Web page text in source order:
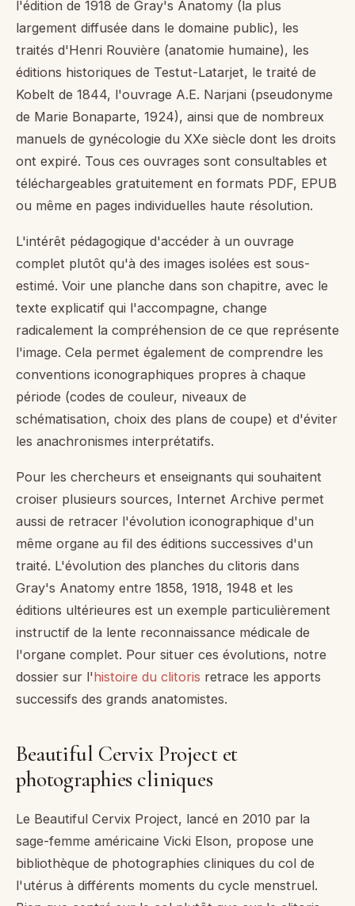
l'édition de 1918 de Gray's Anatomy (la plus
largement diffusée dans le domaine public), les
traités d'Henri Rouvière (anatomie humaine), les
éditions historiques de Testut-Latarjet, le traité de
Kobelt de 1844, l'ouvrage A.E. Narjani (pseudonyme
de Marie Bonaparte, 1924), ainsi que de nombreux
manuels de gynécologie du XXe siècle dont les droits
ont expiré. Tous ces ouvrages sont consultables et
téléchargeables gratuitement en formats PDF, EPUB
ou même en pages individuelles haute résolution.
L'intérêt pédagogique d'accéder à un ouvrage
complet plutôt qu'à des images isolées est sous-
estimé. Voir une planche dans son chapitre, avec le
texte explicatif qui l'accompagne, change
radicalement la compréhension de ce que représente
l'image. Cela permet également de comprendre les
conventions iconographiques propres à chaque
période (codes de couleur, niveaux de
schématisation, choix des plans de coupe) et d'éviter
les anachronismes interprétatifs.
Pour les chercheurs et enseignants qui souhaitent
croiser plusieurs sources, Internet Archive permet
aussi de retracer l'évolution iconographique d'un
même organe au fil des éditions successives d'un
traité. L'évolution des planches du clitoris dans
Gray's Anatomy entre 1858, 1918, 1948 et les
éditions ultérieures est un exemple particulièrement
instructif de la lente reconnaissance médicale de
l'organe complet. Pour situer ces évolutions, notre
dossier sur l'histoire du clitoris retrace les apports
successifs des grands anatomistes.
Beautiful Cervix Project et
photographies cliniques
Le Beautiful Cervix Project, lancé en 2010 par la
sage-femme américaine Vicki Elson, propose une
bibliothèque de photographies cliniques du col de
l'utérus à différents moments du cycle menstruel.